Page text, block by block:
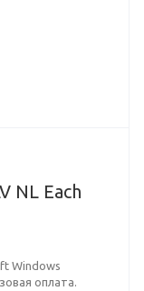
NL Each
Windows
оплата.